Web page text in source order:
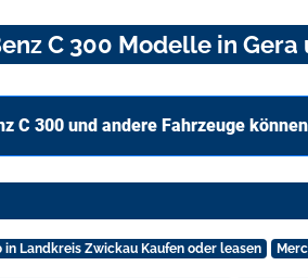
C 300 Modelle in
C 300 und andere Fahrzeuge
in Landkreis Zwickau Kaufen oder leasen